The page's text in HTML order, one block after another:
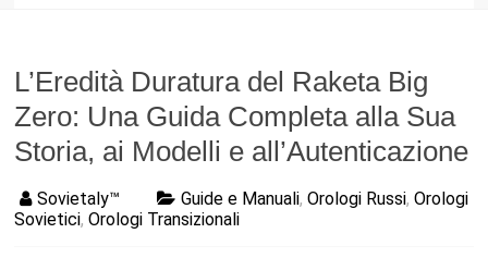
L’Eredità Duratura del Raketa Big
Zero: Una Guida Completa alla Sua
Storia, ai Modelli e all’Autenticazione
Sovietaly™ Guide e Manuali,Orologi Russi,Orologi
Sovietici,Orologi Transizionali